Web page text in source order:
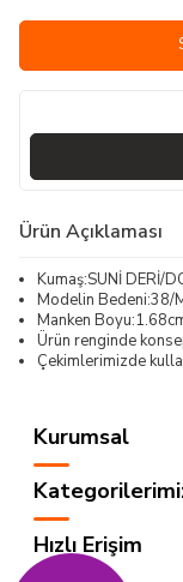
Ürün Açıklaması
Kumaş:SUNİ DERİ/
Modelin Bedeni:38/
Manken
Ürün renginde
Çekimlerimizde
Kurumsal
Hızlı Erişim